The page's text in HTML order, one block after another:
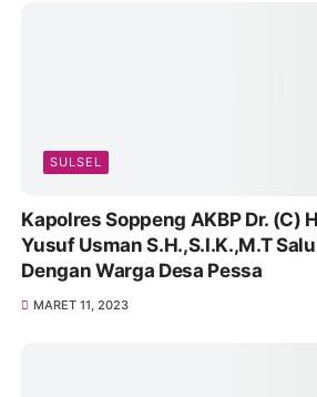
SULSEL
Kapolres Soppeng AKBP Dr. (C)
Yusuf Usman S.H.,S.I.K.,M.T
Dengan Warga Desa Pessa
MARET 11, 2023